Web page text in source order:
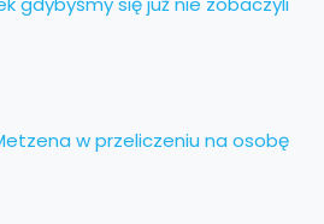
w przeliczeniu na osobę